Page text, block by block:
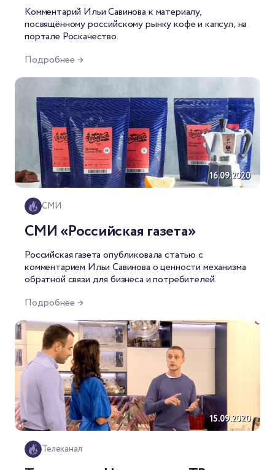
Комментарий Ильи Савинова к материалу,
посвящённому российскому рынку кофе и капсул, на
портале Роскачество.
Подробнее →
16.09.2020
СМИ
СМИ «Российская газета»
Российская газетаопубликовала статью с
комментарием Ильи Савинова о ценности механизма
обратной связи для бизнеса и потребителей.
Подробнее →
15.09.2020
Телеканал